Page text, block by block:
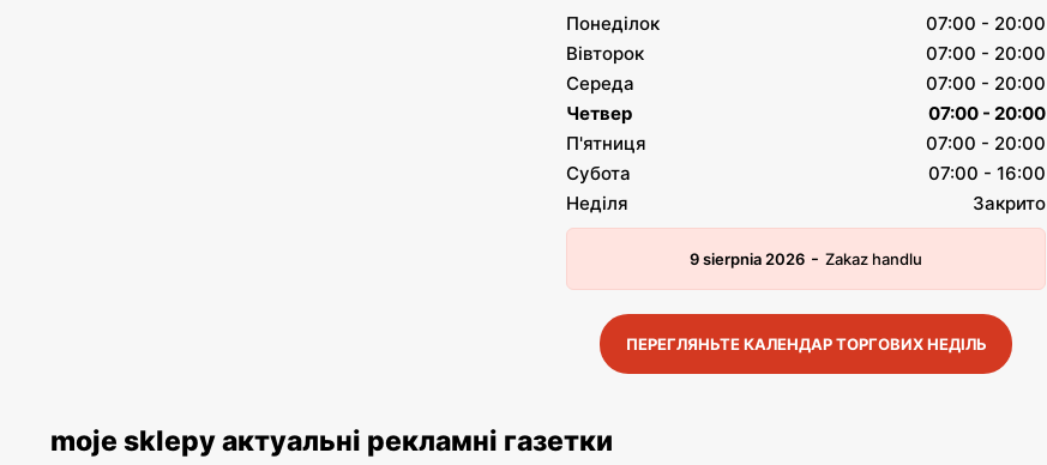
Понеділок
07:00 - 20:00
Вівторок
07:00 - 20:00
Середа
07:00 - 20:00
Четвер
07:00 - 20:00
П'ятниця
07:00 - 20:00
Субота
07:00 - 16:00
Неділя
Закрито
9 sierpnia 2026 - Zakaz handlu
ПЕРЕГЛЯНЬТЕ КАЛЕНДАР ТОРГОВИХ НЕДІЛЬ
moje sklepy актуальні рекламні газетки